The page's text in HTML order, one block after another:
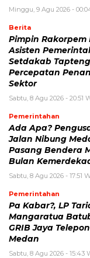
Minggu, 9 Agu 2026 -
Berita
Pimpin Rakorpem
Asisten
Setdakab
Percepatan
Sektor
Sabtu, 8 Agu 2026 - 20:51
Pemerintahan
Ada Apa?
Jalan Nibung
Pasang Bendera
Bulan
Sabtu, 8 Agu 2026 - 17:51
Pemerintahan
Pa Kabar?, LP
Mangaratua
GRIB Jaya
Medan
Sabtu, 8 Agu 2026 - 15:43